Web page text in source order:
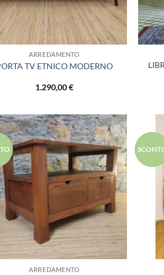
ARREDAMENTO
TV ETNICO MODERNO
1.290,00€
Aggiungi
alla lista
dei
desideri
ARREDAMENTO